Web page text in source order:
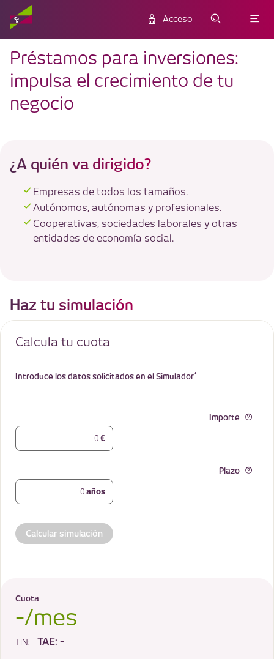
Acceso
Préstamos para inversiones:
impulsa el crecimiento de tu
negocio
Crecimiento, estrategia, innovación
¿A quién va dirigido?
Empresas de todos los tamaños.
Autónomos, autónomas y profesionales.
Cooperativas, sociedades laborales y otras
entidades de economía social.
Haz tu simulación
Calcula tu cuota
Introduce los datos solicitados en el Simulador*
Importe
€
Plazo
años
Calcular simulación
Cuota
-/mes
TIN: - TAE: -